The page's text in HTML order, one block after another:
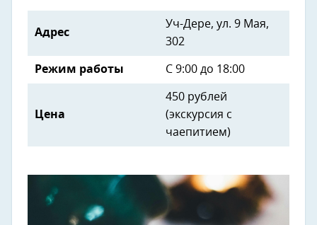
Адрес
Уч-Дере, ул. 9 Мая,
302
Режим работы С 9:00 до 18:00
Цена
450 рублей
(экскурсия с
чаепитием)